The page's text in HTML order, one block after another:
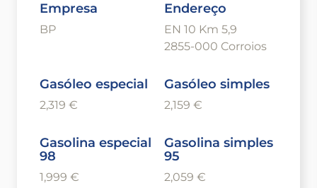
Empresa
BP
Endereço
EN 10 Km 5,9
2855-000 Corroios
Gasóleo especial
2,319 €
Gasóleo simples
2,159 €
Gasolina especial
98
1,999 €
Gasolina simples
95
2,059 €